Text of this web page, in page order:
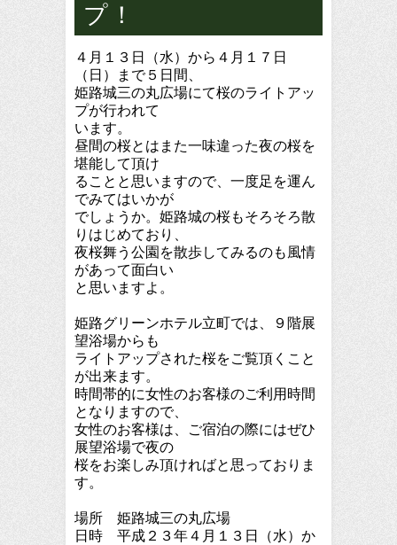
プ！
４月１３日（水）から４月１７日
（日）まで５日間、
姫路城三の丸広場にて桜のライトアッ
プが行われて
います。
昼間の桜とはまた一味違った夜の桜を
堪能して頂け
ることと思いますので、一度足を運ん
でみてはいかが
でしょうか。姫路城の桜もそろそろ散
りはじめており、
夜桜舞う公園を散歩してみるのも風情
があって面白い
と思いますよ。
姫路グリーンホテル立町では、９階展
望浴場からも
ライトアップされた桜をご覧頂くこと
が出来ます。
時間帯的に女性のお客様のご利用時間
となりますので、
女性のお客様は、ご宿泊の際にはぜひ
展望浴場で夜の
桜をお楽しみ頂ければと思っておりま
す。
場所 姫路城三の丸広場
日時 平成２３年４月１３日（水）か